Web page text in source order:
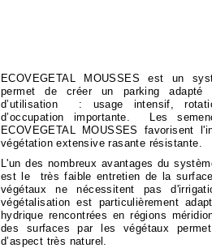
ECOVEGETAL MOUSSES est un
permet de créer un parking adapté
d’utilisation : usage intensif,
d’occupation importante. Les
ECOVEGETAL MOUSSES favorisent
végétation extensive rasante résistante.
L'un des nombreux avantages du
est le très faible entretien de la
végétaux ne nécessitent pas
végétalisation est particulièrement
hydrique rencontrées en régions
des surfaces par les végétaux
d’aspect très naturel.